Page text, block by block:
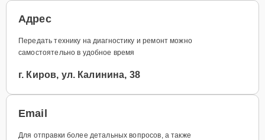
Адрес
Передать технику на диагностику и ремонт можно
самостоятельно в удобное время
г. Киров, ул. Калинина, 38
Email
Для отправки более детальных вопросов, а также